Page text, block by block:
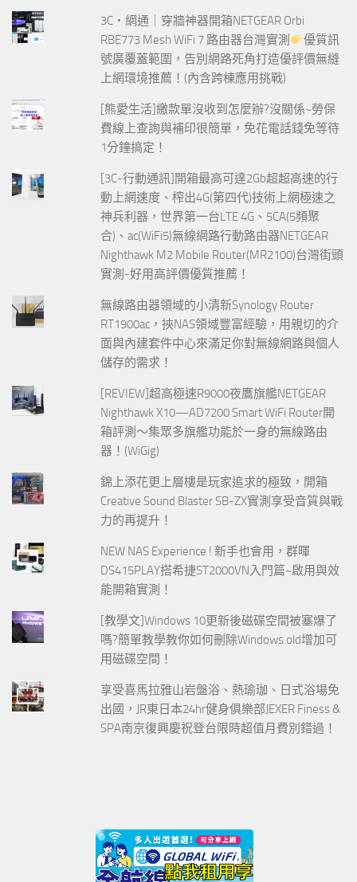
3C‧網通｜穿牆神器開箱NETGEAR Orbi
RBE773 Mesh WiFi 7 路由器台灣實測
優質訊
號廣覆蓋範圍，告別網路死角打造優評價無縫
上網環境推薦！(內含跨棟應用挑戰)
[熊愛生活]繳款單沒收到怎麼辦?沒關係~勞保
費線上查詢與補印很簡單，免花電話錢免等待
1分鐘搞定！
[3C-行動通訊]開箱最高可達2Gb超超高速的行
動上網速度、榨出4G(第四代)技術上網極速之
神兵利器，世界第一台LTE 4G、5CA(5頻聚
合)、ac(WiFi5)無線網路行動路由器NETGEAR
Nighthawk M2 Mobile Router(MR2100)台灣街頭
實測-好用高評價優質推薦！
無線路由器領域的小清新Synology Router
RT1900ac，挾NAS領域豐富經驗，用親切的介
面與內建套件中心來滿足你對無線網路與個人
儲存的需求！
[REVIEW]超高極速R9000夜鷹旗艦NETGEAR
Nighthawk X10—AD7200 Smart WiFi Router開
箱評測～集眾多旗艦功能於一身的無線路由
器！(WiGig)
錦上添花更上層樓是玩家追求的極致，開箱
Creative Sound Blaster SB-ZX實測享受音質與戰
力的再提升！
NEW NAS Experience ! 新手也會用，群暉
DS415PLAY搭希捷ST2000VN入門篇~啟用與效
能開箱實測！
[教學文]Windows 10更新後磁碟空間被塞爆了
嗎?簡單教學教你如何刪除Windows.old增加可
用磁碟空間！
享受喜馬拉雅山岩盤浴、熱瑜珈、日式浴場免
出國，JR東日本24hr健身俱樂部JEXER Finess &
SPA南京復興慶祝登台限時超值月費別錯過！